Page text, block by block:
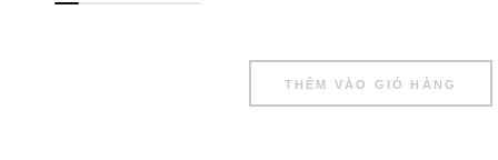
THÊM VÀO GIỎ HÀNG